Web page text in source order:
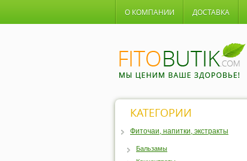
О КОМПАНИИ ДОСТАВКА
КАТЕГОРИИ
Фиточаи, напитки, экстракты
Бальзамы